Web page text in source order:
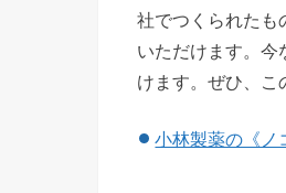
社でつくられたも
いただけます。今
けます。ぜひ、こ
小林製薬の《ノ